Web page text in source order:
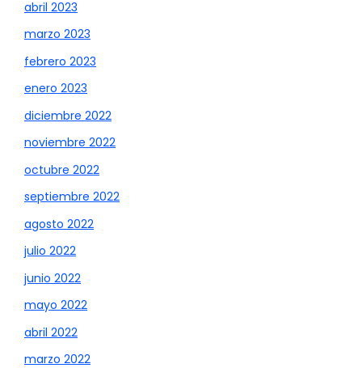
abril 2023
marzo 2023
febrero 2023
enero 2023
diciembre 2022
noviembre 2022
octubre 2022
septiembre 2022
agosto 2022
julio 2022
junio 2022
mayo 2022
abril 2022
marzo 2022